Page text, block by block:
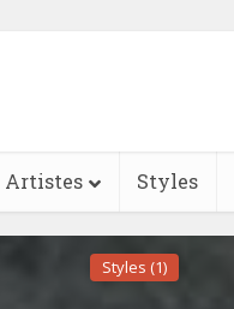
Artistes Styles
Styles (1)